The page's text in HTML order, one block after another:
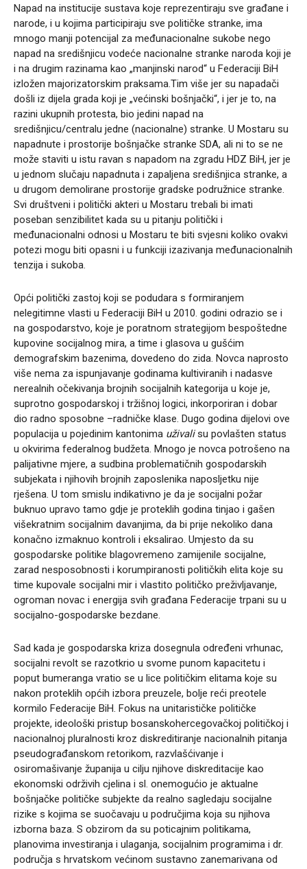
Napad na institucije sustava koje reprezentiraju sve građane i
narode, i u kojima participiraju sve političke stranke, ima
mnogo manji potencijal za međunacionalne sukobe nego
napad na središnjicu vodeće nacionalne stranke naroda koji je
i na drugim razinama kao „manjinski narod“ u Federaciji BiH
izložen majorizatorskim praksama.Tim više jer su napadači
došli iz dijela grada koji je „većinski bošnjački“, i jer je to, na
razini ukupnih protesta, bio jedini napad na
središnjicu/centralu jedne (nacionalne) stranke. U Mostaru su
napadnute i prostorije bošnjačke stranke SDA, ali ni to se ne
može staviti u istu ravan s napadom na zgradu HDZ BiH, jer je
u jednom slučaju napadnuta i zapaljena središnjica stranke, a
u drugom demolirane prostorije gradske podružnice stranke.
Svi društveni i politički akteri u Mostaru trebali bi imati
poseban senzibilitet kada su u pitanju politički i
međunacionalni odnosi u Mostaru te biti svjesni koliko ovakvi
potezi mogu biti opasni i u funkciji izazivanja međunacionalnih
tenzija i sukoba.
Opći politički zastoj koji se podudara s formiranjem
nelegitimne vlasti u Federaciji BiH u 2010. godini odrazio se i
na gospodarstvo, koje je poratnom strategijom bespoštedne
kupovine socijalnog mira, a time i glasova u gušćim
demografskim bazenima, dovedeno do zida. Novca naprosto
više nema za ispunjavanje godinama kultiviranih i nadasve
nerealnih očekivanja brojnih socijalnih kategorija u koje je,
suprotno gospodarskoj i tržišnoj logici, inkorporiran i dobar
dio radno sposobne –radničke klase. Dugo godina dijelovi ove
populacija u pojedinim kantonima uživalisu povlašten status
u okvirima federalnog budžeta. Mnogo je novca potrošeno na
palijativne mjere, a sudbina problematičnih gospodarskih
subjekata i njihovih brojnih zaposlenika naposljetku nije
rješena. U tom smislu indikativno je da je socijalni požar
buknuo upravo tamo gdje je proteklih godina tinjao i gašen
višekratnim socijalnim davanjima, da bi prije nekoliko dana
konačno izmaknuo kontroli i eksalirao. Umjesto da su
gospodarske politike blagovremeno zamijenile socijalne,
zarad nesposobnosti i korumpiranosti političkih elita koje su
time kupovale socijalni mir i vlastito političko preživljavanje,
ogroman novac i energija svih građana Federacije trpani su u
socijalno-gospodarske bezdane.
Sad kada je gospodarska kriza dosegnula određeni vrhunac,
socijalni revolt se razotkrio u svome punom kapacitetu i
poput bumeranga vratio se u lice političkim elitama koje su
nakon proteklih općih izbora preuzele, bolje reći preotele
kormilo Federacije BiH. Fokus na unitarističke političke
projekte, ideološki pristup bosanskohercegovačkoj političkoj i
nacionalnoj pluralnosti kroz diskreditiranje nacionalnih pitanja
pseudograđanskom retorikom, razvlašćivanje i
osiromašivanje županija u cilju njihove diskreditacije kao
ekonomski održivih cjelina i sl. onemogućio je aktualne
bošnjačke političke subjekte da realno sagledaju socijalne
rizike s kojima se suočavaju u područjima koja su njihova
izborna baza. S obzirom da su poticajnim politikama,
planovima investiranja i ulaganja, socijalnim programima i dr.
područja s hrvatskom većinom sustavno zanemarivana od